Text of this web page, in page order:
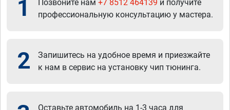
1 Позвоните нам +7 8512 464139 и получите
профессиональную консультацию у мастера.
2
Запишитесь на удобное время и приезжайте
к нам в сервис на установку чип тюнинга.
Оставьте автомобиль на 1-3 часа для